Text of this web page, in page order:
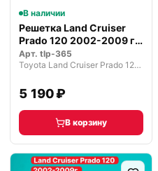
В наличии
Решетка Land Cruiser
Prado 120 2002-2009 г.
черная
Арт. tlp-365
Toyota Land Cruiser Prado 120 рестайлинг (2007—2009)
5 190 ₽
В корзину